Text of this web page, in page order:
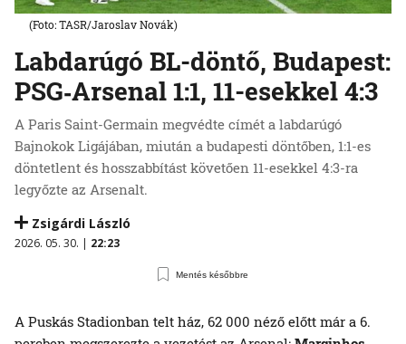
Labdarúgó BL-döntő, Budapest:
PSG‑Arsenal 1:1, 11-esekkel 4:3
A Paris Saint-Germain megvédte címét a labdarúgó
Bajnokok Ligájában, miután a budapesti döntőben, 1:1-es
döntetlent és hosszabbítást követően 11-esekkel 4:3-ra
legyőzte az Arsenalt.
Zsigárdi László
2026. 05. 30. | 22:23
Mentés későbbre
(Foto: TASR/Jaroslav Novák)
A Puskás Stadionban telt ház, 62 000 néző előtt már a 6.